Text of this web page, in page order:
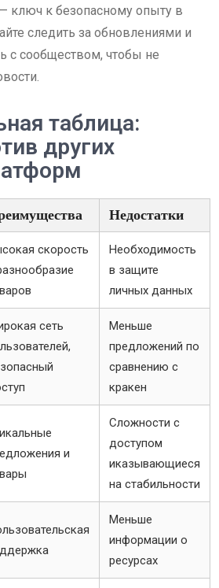
ключ к безопасному опыту в
следить за обновлениями и
с сообществом, чтобы не
таблица:
других
Недостатки
скорость
Необходимость
в защите
личных данных
сеть
Меньше
предложений по
сравнению с
кракен
и
Сложности с
доступом
иказывающиеся
на стабильности
Меньше
информации о
ресурсах